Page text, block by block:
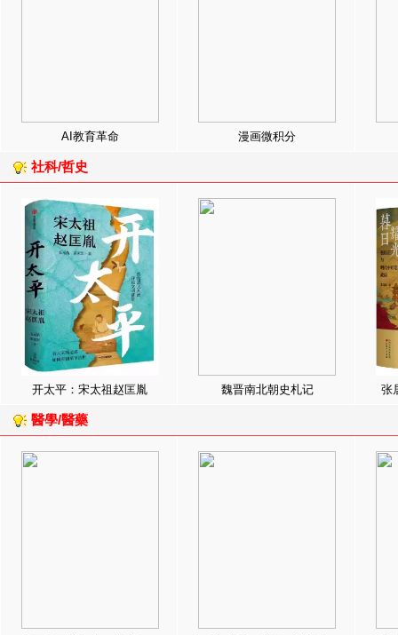
AI教育革命 漫画微积分
社科/哲史
开太平：宋太祖赵匡胤 魏晋南北朝史札记 张
醫學/醫藥